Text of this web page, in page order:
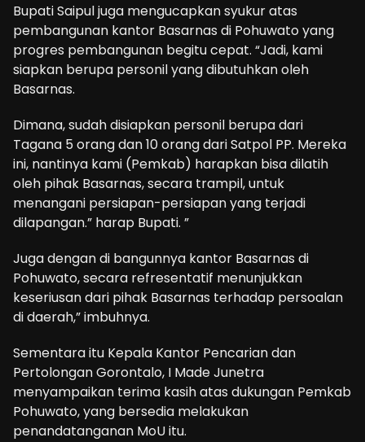
Bupati Saipul juga mengucapkan syukur atas
pembangunan kantor Basarnas di Pohuwato yang
progres pembangunan begitu cepat. “Jadi, kami
siapkan berupa personil yang dibutuhkan oleh
Basarnas.
Dimana, sudah disiapkan personil berupa dari
Tagana 5 orang dan 10 orang dari Satpol PP. Mereka
ini, nantinya kami (Pemkab) harapkan bisa dilatih
oleh pihak Basarnas, secara trampil, untuk
menangani persiapan-persiapan yang terjadi
dilapangan.” harap Bupati. ”
Juga dengan di bangunnya kantor Basarnas di
Pohuwato, secara refresentatif menunjukkan
keseriusan dari pihak Basarnas terhadap persoalan
di daerah,” imbuhnya.
Sementara itu Kepala Kantor Pencarian dan
Pertolongan Gorontalo, I Made Junetra
menyampaikan terima kasih atas dukungan Pemkab
Pohuwato, yang bersedia melakukan
penandatanganan MoU itu.